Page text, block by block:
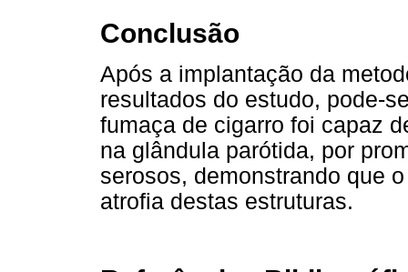
Conclusão
Após a implantação da
resultados do estudo, pode-
fumaça de cigarro foi capaz
na glândula parótida, por
serosos, demonstrando que
atrofia destas estruturas.